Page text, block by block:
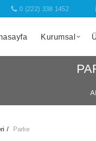
0 (222) 338 1452
Kurumsal
Parke